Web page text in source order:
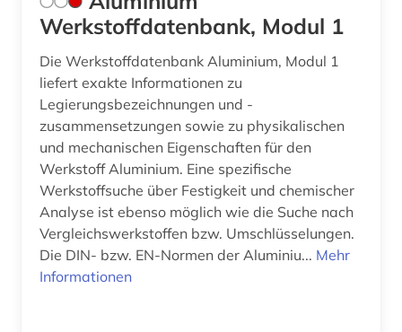
Werkstoffdatenbank, Modul 1
Die Werkstoffdatenbank Aluminium, Modul 1
liefert exakte Informationen zu
Legierungsbezeichnungen und -
zusammensetzungen sowie zu physikalischen
und mechanischen Eigenschaften für den
Werkstoff Aluminium. Eine spezifische
Werkstoffsuche über Festigkeit und chemischer
Analyse ist ebenso möglich wie die Suche nach
Vergleichswerkstoffen bzw. Umschlüsselungen.
Die DIN- bzw. EN-Normen der Aluminiu... Mehr
Informationen